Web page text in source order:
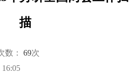
描
数： 69次